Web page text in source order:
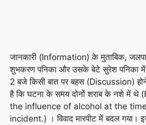
जानकारी (Information) के मुताबिक,
शुभकरण पनिका और उसके बेटे सुरेश पनिका में
2 बजे किसी बात पर बहस (Discussion) होने
है कि घटना के समय दोनों शराब के नशे में
the influence of alcohol at the
incident.) । विवाद मारपीट में बदल गया।